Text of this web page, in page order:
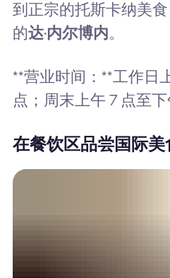
到正宗的托斯卡纳美
的达·内尔博内。
**营业时间：**工作日
点；周末上午 7 点至下
在餐饮区品尝国际美